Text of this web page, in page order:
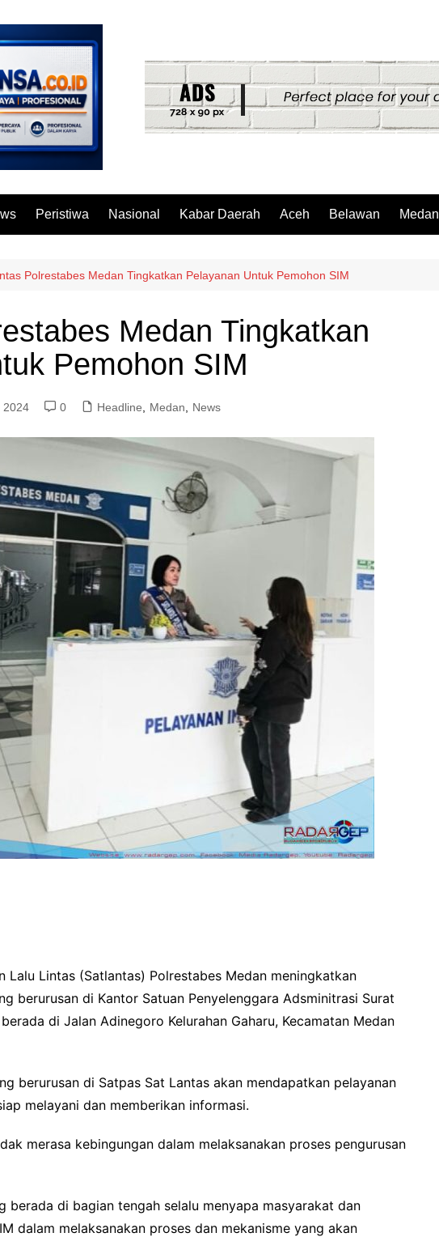
Peristiwa Nasional Kabar Daerah Aceh Belawan Medan
Polrestabes Medan Tingkatkan Pelayanan Untuk Pemohon SIM
Medan Tingkatkan
Pemohon SIM
2024 0 Headline Medan News
Lalu Lintas (Satlantas) Polrestabes Medan meningkatkan
berurusan di Kantor Satuan Penyelenggara Adsminitrasi Surat
di Jalan Adinegoro Kelurahan Gaharu, Kecamatan Medan
berurusan di Satpas Sat Lantas akan mendapatkan pelayanan
melayani dan memberikan informasi.
merasa kebingungan dalam melaksanakan proses pengurusan
berada di bagian tengah selalu menyapa masyarakat dan
dalam melaksanakan proses dan mekanisme yang akan